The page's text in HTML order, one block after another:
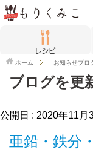
ホーム お知らせブロ
ブログを更
公開日 : 2020年11月
亜鉛・鉄分